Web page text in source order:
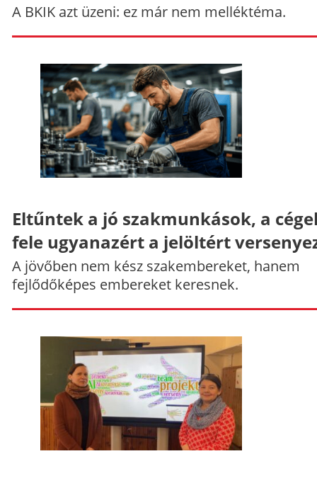
A BKIK azt üzeni: ez már nem melléktéma.
Eltűntek a jó szakmunkások, a
fele ugyanazért a jelöltért
A jövőben nem kész szakembereket, hanem
fejlődőképes embereket keresnek.